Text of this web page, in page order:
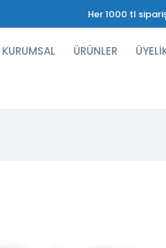
Her 1000 tl
KURUMSAL ÜRÜNLER